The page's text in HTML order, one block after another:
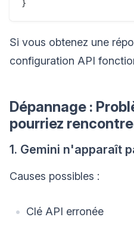
Si vous obtenez une
configuration API
Dépannage :
pourriez
1. Gemini n'apparaît
Causes possibles :
Clé API erronée